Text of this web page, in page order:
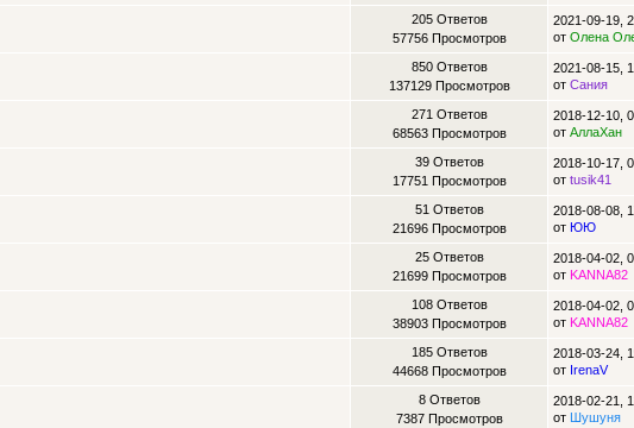
205 Ответов
57756 Просмотров
2021-09-19,
от Олена
850 Ответов
137129 Просмотров
2021-08-15,
от Сания
271 Ответов
68563 Просмотров
2018-12-10,
от АллаХан
39 Ответов
17751 Просмотров
2018-10-17,
от tusik41
51 Ответов
21696 Просмотров
2018-08-08,
от ЮЮ
25 Ответов
21699 Просмотров
2018-04-02,
от KANNA82
108 Ответов
38903 Просмотров
2018-04-02,
от KANNA82
185 Ответов
44668 Просмотров
2018-03-24,
от IrenaV
8 Ответов
7387 Просмотров
2018-02-21,
от Шушуня